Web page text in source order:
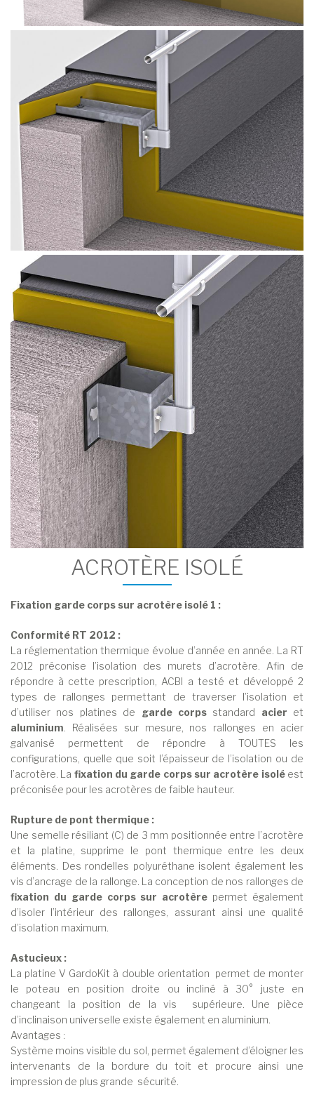
ACROTÈRE ISOLÉ
Fixation garde corps sur acrotère isolé 1 :
Conformité RT 2012 :
La réglementation thermique évolue d’année en année. La RT
2012 préconise l’isolation des murets d’acrotère. Afin de
répondre à cette prescription, ACBI a testé et développé 2
types de rallonges permettant de traverser l’isolation et
d’utiliser nos platines de
garde corpsstandard acier et
aluminium . Réalisées sur mesure, nos rallonges en acier
galvanisé permettent de répondre à TOUTES les
configurations, quelle que soit l’épaisseur de l’isolation ou de
l’acrotère. La fixation du garde corps sur acrotère isoléest
préconisée pour les acrotères de faible hauteur.
Rupture de pont thermique :
Une semelle résiliant (C) de 3 mm positionnée entre l’acrotère
et la platine, supprime le pont thermique entre les deux
éléments. Des rondelles polyuréthane isolent également les
vis d’ancrage de la rallonge. La conception de nos rallonges de
fixation du garde corps sur acrotère permet également
d’isoler l’intérieur des rallonges, assurant ainsi une qualité
d’isolation maximum.
Astucieux :
La platine V GardoKit à double orientation permet de monter
le poteau en position droite ou incliné à 30° juste en
changeant la position de la vis supérieure. Une pièce
d’inclinaison universelle existe également en aluminium.
Avantages :
Système moins visible du sol, permet également d’éloigner les
intervenants de la bordure du toit et procure ainsi une
impression de plus grande sécurité.